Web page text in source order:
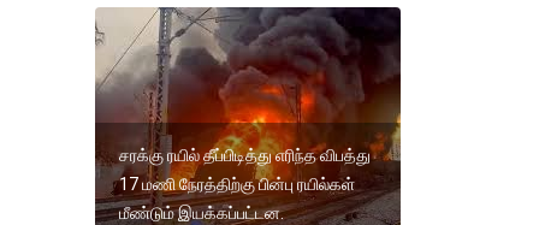
சரக்கு ரயில் தீப்பிடித்து எரிந்த விபத்து
17 மணி நேரத்திற்கு பின்பு ரயில்கள்
மீண்டும் இயக்கப்பட்டன.